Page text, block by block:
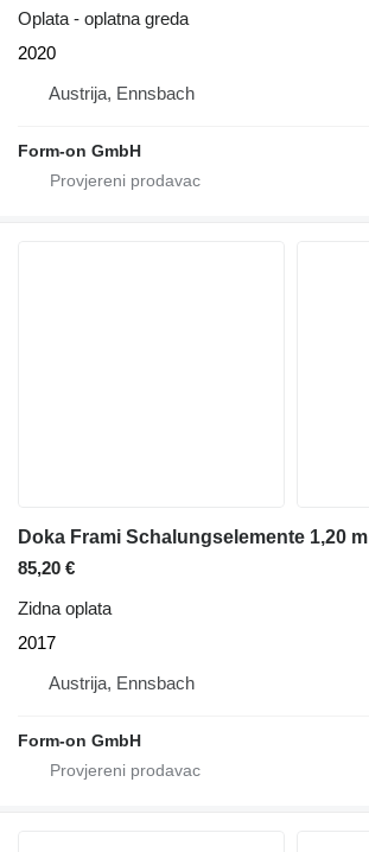
Oplata - oplatna greda
2020
Austrija, Ennsbach
Form-on GmbH
Doka Frami Schalungselemente 1,20 m
85,20 €
Zidna oplata
2017
Austrija, Ennsbach
Form-on GmbH